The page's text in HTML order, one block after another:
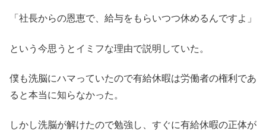
「社長からの恩恵で、給与をもらいつつ休めるんですよ」
という今思うとイミフな理由で説明していた。
僕も洗脳にハマっていたので有給休暇は労働者の権利であ
ると本当に知らなかった。
しかし洗脳が解けたので勉強し、すぐに有給休暇の正体が